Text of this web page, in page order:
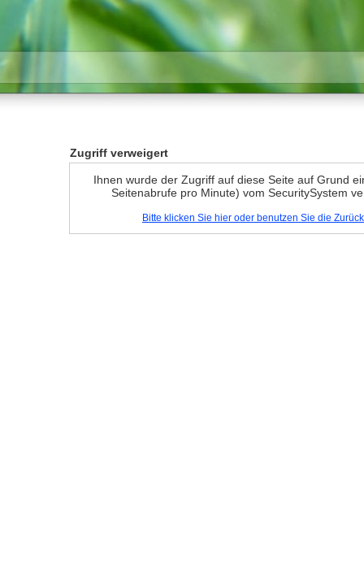
Zugriff verweigert
Ihnen wurde der Zugriff auf diese Seite auf Grund
Seitenabrufe pro Minute) vom SecuritySystem
Bitte klicken Sie hier oder benutzen Sie die